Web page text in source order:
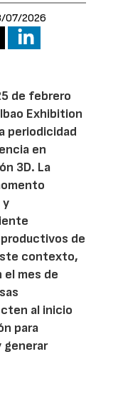
07/2026
de febrero
Exhibition
periodicidad
en
3D. La
y
de
contexto,
el mes de
al inicio
para
generar